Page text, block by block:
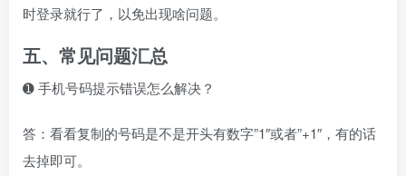
时登录就行了，以免出现啥问题。
五、常见问题汇总
➊ 手机号码提示错误怎么解决？
答：看看复制的号码是不是开头有数字”1″或者”+1″，有的话
去掉即可。